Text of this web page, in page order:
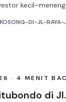
DI-JL-
· 4 MENIT
di